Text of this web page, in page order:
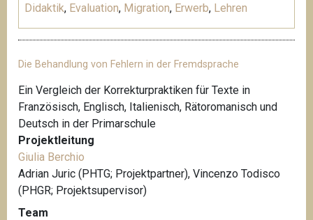
Didaktik, Evaluation, Migration, Erwerb, Lehren
Die Behandlung von Fehlern in der Fremdsprache
Ein Vergleich der Korrekturpraktiken für Texte in
Französisch, Englisch, Italienisch, Rätoromanisch und
Deutsch in der Primarschule
Projektleitung
Giulia Berchio
Adrian Juric (PHTG; Projektpartner), Vincenzo Todisco
(PHGR; Projektsupervisor)
Team